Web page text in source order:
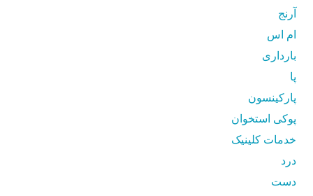
آرنج
ام اس
بارداری
پا
پارکینسون
پوکی استخوان
خدمات کلینیک
درد
دست